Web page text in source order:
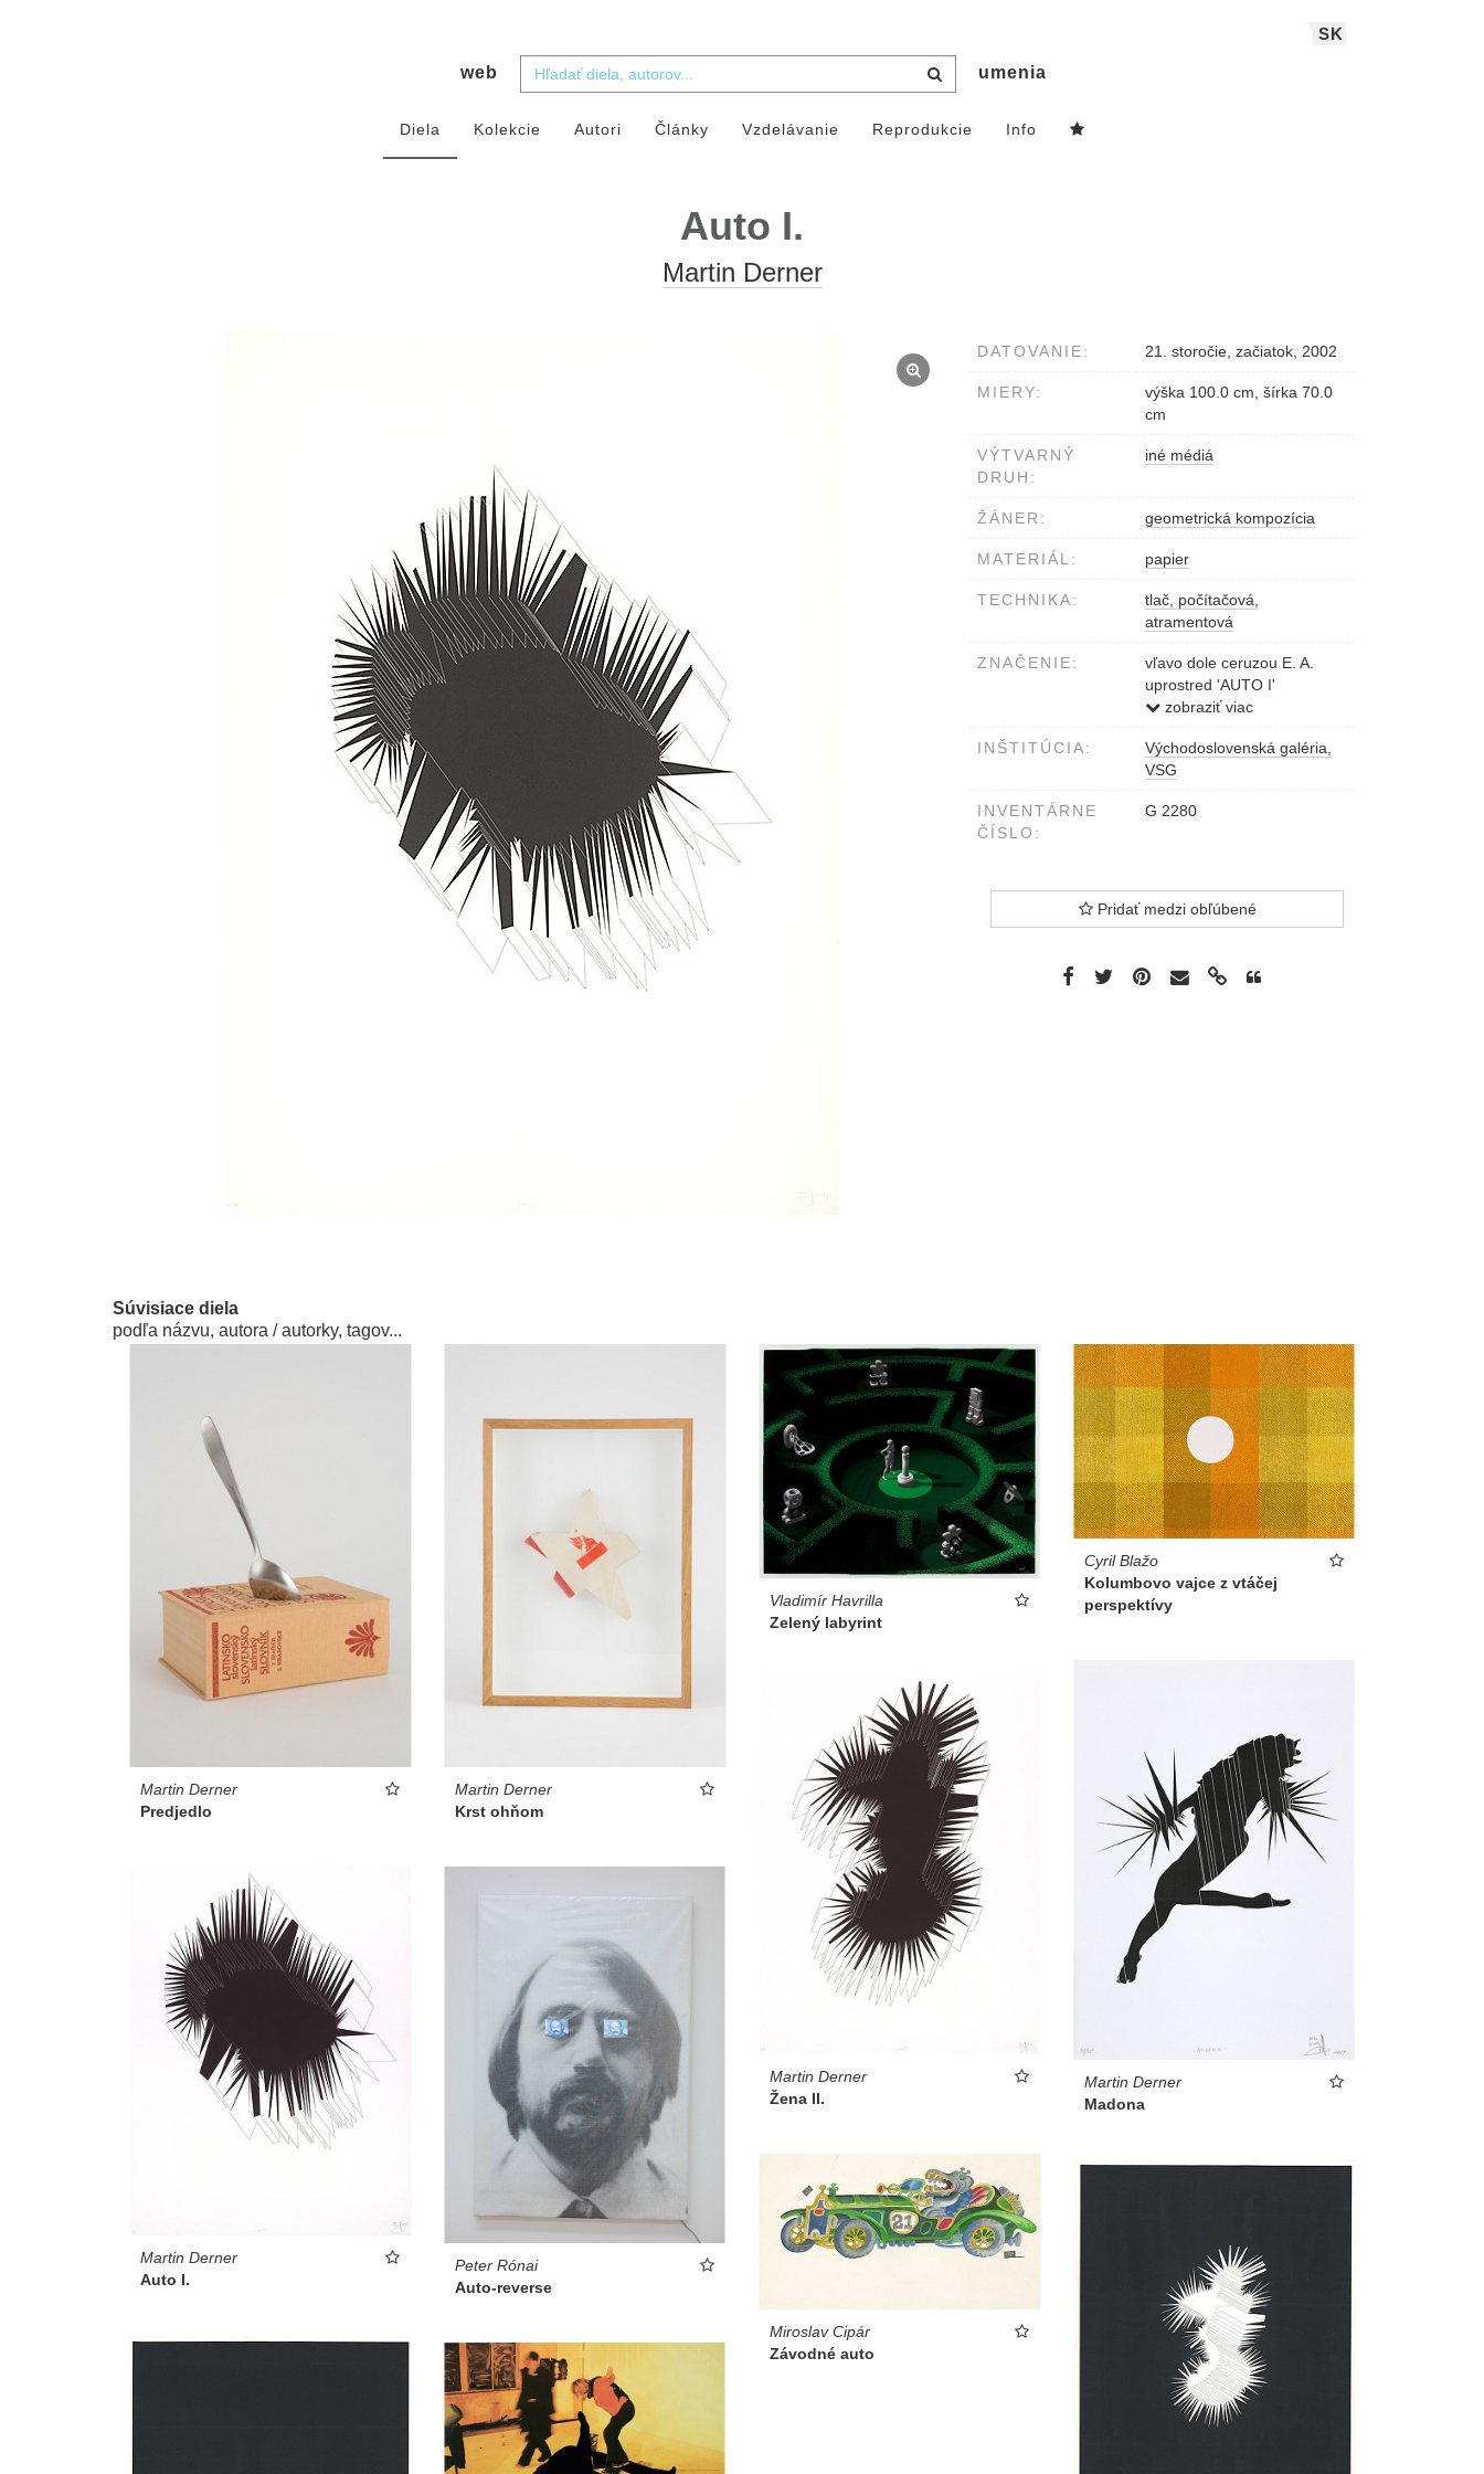
SK
web umenia
Diela Kolekcie Autori Články Vzdelávanie Reprodukcie Info
Auto I.
Martin Derner
DATOVANIE: 21. storočie, začiatok, 2002
MIERY:
výška 100.0 cm, šírka 70.0
cm
VÝTVARNÝ
DRUH:
iné médiá
ŽÁNER: geometrická kompozícia
MATERIÁL: papier
TECHNIKA:
tlač, počítačová,
atramentová
ZNAČENIE:
vľavo dole ceruzou E. A.
uprostred 'AUTO I'
vpravo dole MARTIN
zobraziť viac
INŠTITÚCIA:
Východoslovenská galéria,
VSG
INVENTÁRNE
ČÍSLO:
G 2280
Pridať medzi obľúbené
Súvisiace diela
podľa názvu, autora / autorky, tagov...
Martin Derner
Predjedlo
Martin Derner
Krst ohňom
Vladimír Havrilla
Zelený labyrint
Cyril Blažo
Kolumbovo vajce z vtáčej
perspektívy
Martin Derner
Madona
Martin Derner
Žena II.
Martin Derner
Auto I.
Peter Rónai
Auto-reverse
Miroslav Cipár
Závodné auto